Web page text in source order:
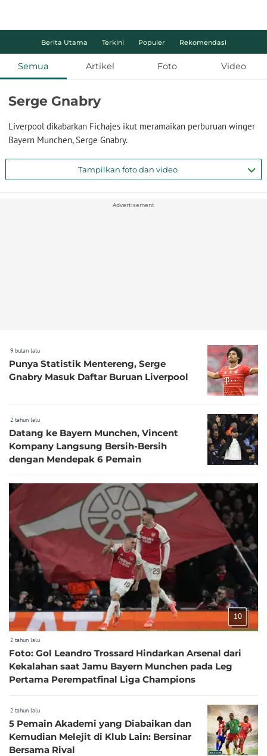
Berita Utama Terkini Populer Rekomendasi
Semua Artikel Foto Video
Serge Gnabry
Liverpool dikabarkan Fichajes ikut meramaikan perburuan winger
Bayern Munchen, Serge Gnabry.
Tampilkan foto dan video
Advertisement
9 bulan lalu
Punya Statistik Mentereng, Serge
Gnabry Masuk Daftar Buruan Liverpool
2 tahun lalu
Datang ke Bayern Munchen, Vincent
Kompany Langsung Bersih-Bersih
dengan Mendepak 6 Pemain
10
2 tahun lalu
Foto: Gol Leandro Trossard Hindarkan Arsenal dari
Kekalahan saat Jamu Bayern Munchen pada Leg
Pertama Perempatfinal Liga Champions
2 tahun lalu
5 Pemain Akademi yang Diabaikan dan
Kemudian Melejit di Klub Lain: Bersinar
Bersama Rival